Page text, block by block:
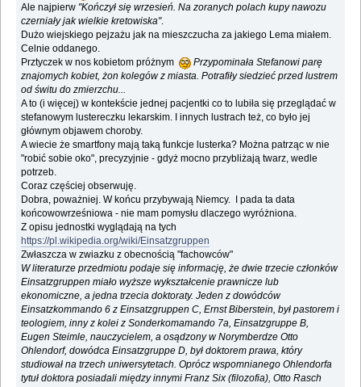
Ale najpierw "Kończył się wrzesień. Na zoranych polach kupy nawozu
czerniały jak wielkie kretowiska".
Dużo wiejskiego pejzażu jak na mieszczucha za jakiego Lema miałem.
Celnie oddanego.
Prztyczek w nos kobietom próżnym
Przypominała Stefanowi parę
znajomych kobiet, żon kolegów z miasta. Potrafiły siedzieć przed lustrem
od świtu do zmierzchu...
A to (i więcej) w kontekście jednej pacjentki co to lubiła się przeglądać w
stefanowym lustereczku lekarskim. I innych lustrach też, co było jej
głównym objawem choroby.
A wiecie że smartfony mają taką funkcje lusterka? Można patrząc w nie
"robić sobie oko", precyzyjnie - gdyż mocno przybliżają twarz, wedle
potrzeb.
Coraz częściej obserwuję.
Dobra, poważniej. W końcu przybywają Niemcy. I pada ta data
końcowowrześniowa - nie mam pomysłu dlaczego wyróżniona.
Z opisu jednostki wyglądają na tych
https://pl.wikipedia.org/wiki/Einsatzgruppen
Zwłaszcza w zwiazku z obecnością "fachowców"
W literaturze przedmiotu podaje się informację, że dwie trzecie członków
Einsatzgruppen miało wyższe wykształcenie prawnicze lub
ekonomiczne, a jedna trzecia doktoraty. Jeden z dowódców
Einsatzkommando 6 z Einsatzgruppen C, Ernst Biberstein, był pastorem i
teologiem, inny z kolei z Sonderkomamando 7a, Einsatzgruppe B,
Eugen Steimle, nauczycielem, a osądzony w Norymberdze Otto
Ohlendorf, dowódca Einsatzgruppe D, był doktorem prawa, który
studiował na trzech uniwersytetach. Oprócz wspomnianego Ohlendorfa
tytuł doktora posiadali między innymi Franz Six (filozofia), Otto Rasch